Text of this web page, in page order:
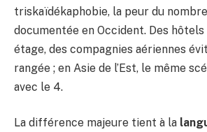
triskaïdékaphobie, la peur du
documentée en Occident. Des
étage, des compagnies aériennes
rangée ; en Asie de l’Est, le même
avec le 4.
La différence majeure tient à la